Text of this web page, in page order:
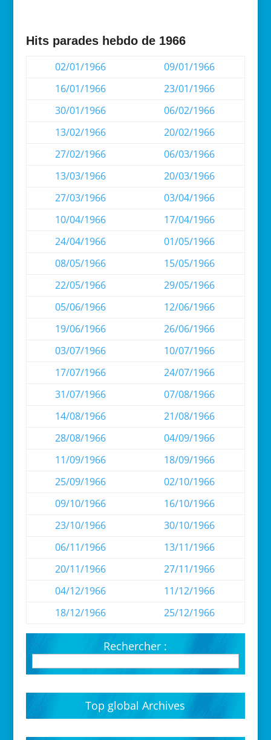
Hits parades hebdo de 1966
02/01/1966
09/01/1966
16/01/1966
23/01/1966
30/01/1966
06/02/1966
13/02/1966
20/02/1966
27/02/1966
06/03/1966
13/03/1966
20/03/1966
27/03/1966
03/04/1966
10/04/1966
17/04/1966
24/04/1966
01/05/1966
08/05/1966
15/05/1966
22/05/1966
29/05/1966
05/06/1966
12/06/1966
19/06/1966
26/06/1966
03/07/1966
10/07/1966
17/07/1966
24/07/1966
31/07/1966
07/08/1966
14/08/1966
21/08/1966
28/08/1966
04/09/1966
11/09/1966
18/09/1966
25/09/1966
02/10/1966
09/10/1966
16/10/1966
23/10/1966
30/10/1966
06/11/1966
13/11/1966
20/11/1966
27/11/1966
04/12/1966
11/12/1966
18/12/1966
25/12/1966
Rechercher :
Top global Archives